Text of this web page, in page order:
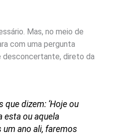
Mas, no meio de
com uma pergunta
desconcertante, direto da
que dizem: ‘Hoje ou
esta ou aquela
ano ali, faremos